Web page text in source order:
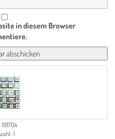
in diesem Browser
1